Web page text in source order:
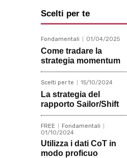
Scelti per te
Fondamentali 01/04/2025
Come tradare la
strategia momentum
Scelti per te 15/10/2024
La strategia del
rapporto Sailor/Shift
FREE
Fondamentali
01/10/2024
Utilizza i dati CoT in
modo proficuo